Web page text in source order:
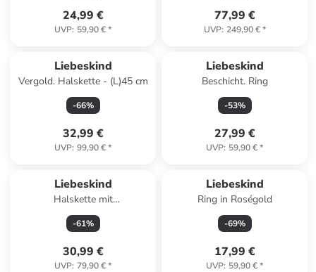
24,99 €
UVP: 59,90 €*
77,99 €
UVP: 249,90 €*
Liebeskind
Vergold. Halskette - (L)45 cm
-66%
32,99 €
UVP: 99,90 €*
Liebeskind
Beschicht. Ring
-53%
27,99 €
UVP: 59,90 €*
Liebeskind
Halskette mit
Schmuckelement - (L)45 cm
-61%
30,99 €
UVP: 79,90 €*
Liebeskind
Ring in Roségold
-69%
17,99 €
UVP: 59,90 €*